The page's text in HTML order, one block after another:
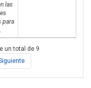
las
para
un total de 9